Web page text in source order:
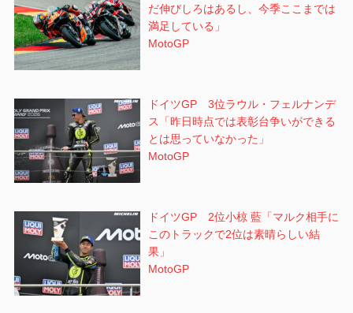
だ伸びしろはあるし、今季ここまでは
満足している」
MotoGP
ドイツGP 3位ラウル・フェルナンデ
ス「昨日時点では表彰台争いができる
とは思っていなかった」
MotoGP
ドイツGP 2位小椋 藍「マルク相手に
このトラックで2位は素晴らしい結
果」
MotoGP